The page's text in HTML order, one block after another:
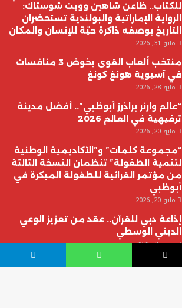
للكتاب.. ظاعن شاهين وويت شوستاك:
الرواية الإماراتية والبولندية تستحضران
التاريخ بوصفه ذاكرة حيّة للإنسان والمكان
مايو 31, 2026
منتخب ألعاب القوى يخوض 3 منافسات
في آسيوية هونغ كونغ
مايو 28, 2026
“عالم وارنر براذرز أبوظبي”.. أفضل مدينة
ترفيهية في العالم 2026
مايو 20, 2026
“مجموعة كلمات” و”الأكاديمية الوطنية
لتنمية الطفولة” تنظمان النسخة الثالثة
من مؤتمر القرائية للطفولة المبكرة في
أبوظبي
مايو 20, 2026
إذاعة دبي للقرآن.. عقد من تعزيز الوعي
الديني الوسطي
يونيو 8, 2026
واتساب تيلقرام